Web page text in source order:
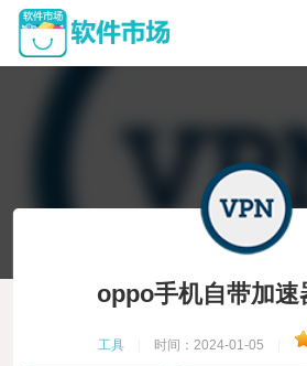
oppo手机自带加速
工具 时间：2024-01-05